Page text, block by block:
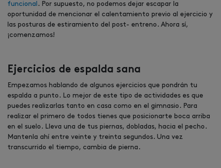
funcional . Por supuesto, no podemos dejar escapar la
oportunidad de mencionar el calentamiento previo al ejercicio y
las posturas de estiramiento del post- entreno. Ahora sí,
¡comenzamos!
Ejercicios de espalda sana
Empezamos hablando de algunos ejercicios que pondrán tu
espalda a punto. Lo mejor de este tipo de actividades es que
puedes realizarlas tanto en casa como en el gimnasio. Para
realizar el primero de todos tienes que posicionarte boca arriba
en el suelo. Lleva una de tus piernas, dobladas, hacia el pecho.
Mantenla ahí entre veinte y treinta segundos. Una vez
transcurrido el tiempo, cambia de pierna.